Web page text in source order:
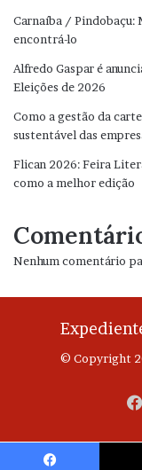
Carnaíba / Pindobaçu:
encontrá-lo
Alfredo Gaspar é
Eleições de 2026
Como a gestão da
sustentável das
Flican 2026: Feira
como a melhor edição
Nenhum comentário
© Copyright